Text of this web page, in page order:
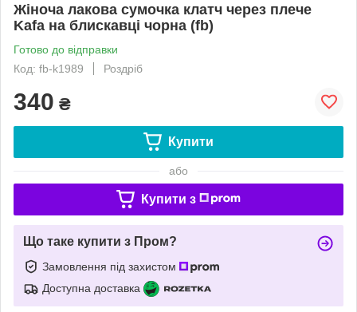
Жіноча лакова сумочка клатч через плече
Kafa на блискавці чорна (fb)
Готово до відправки
Код: fb-k1989
Роздріб
340 ₴
Купити
або
Купити з
Що таке купити з Пром?
Замовлення під захистом
Доступна доставка